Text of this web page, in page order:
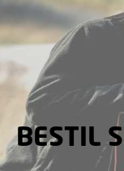
BESTIL